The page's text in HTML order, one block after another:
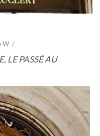
W /
LE PASSÉ AU